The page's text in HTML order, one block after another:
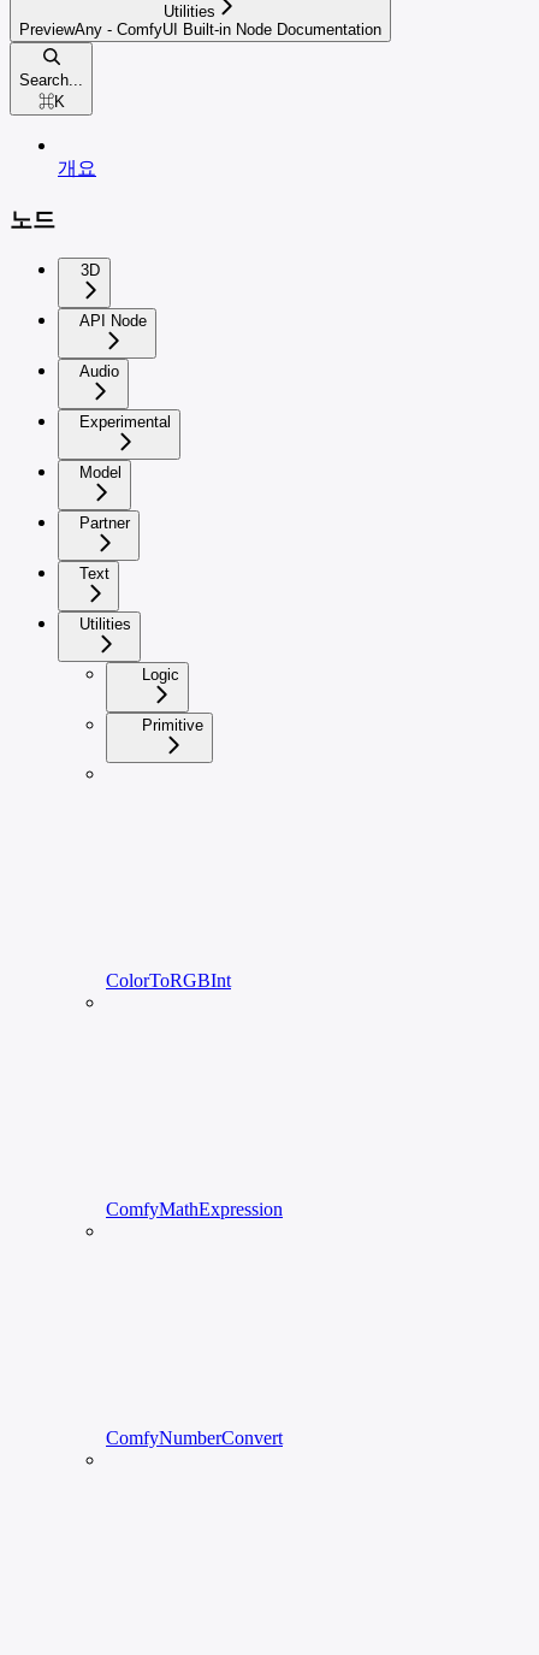
Utilities
PreviewAny - ComfyUI Built-in Node Documentation
Search...
⌘K
개요
노드
3D
API Node
Audio
Experimental
Model
Partner
Text
Utilities
Logic
Primitive
ColorToRGBInt
ComfyMathExpression
ComfyNumberConvert